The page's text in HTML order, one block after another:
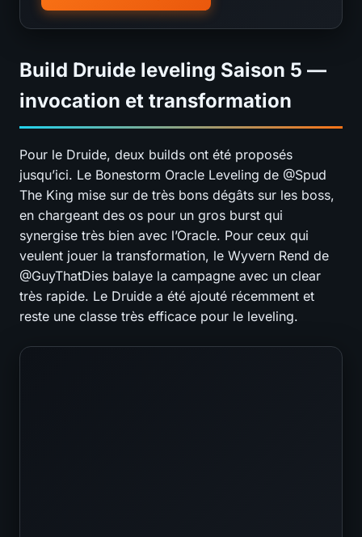
Build Druide leveling Saison 5 —
invocation et transformation
Pour le Druide, deux builds ont été proposés
jusqu’ici. Le Bonestorm Oracle Leveling de @Spud
The King mise sur de très bons dégâts sur les boss,
en chargeant des os pour un gros burst qui
synergise très bien avec l’Oracle. Pour ceux qui
veulent jouer la transformation, le Wyvern Rend de
@GuyThatDies balaye la campagne avec un clear
très rapide. Le Druide a été ajouté récemment et
reste une classe très efficace pour le leveling.